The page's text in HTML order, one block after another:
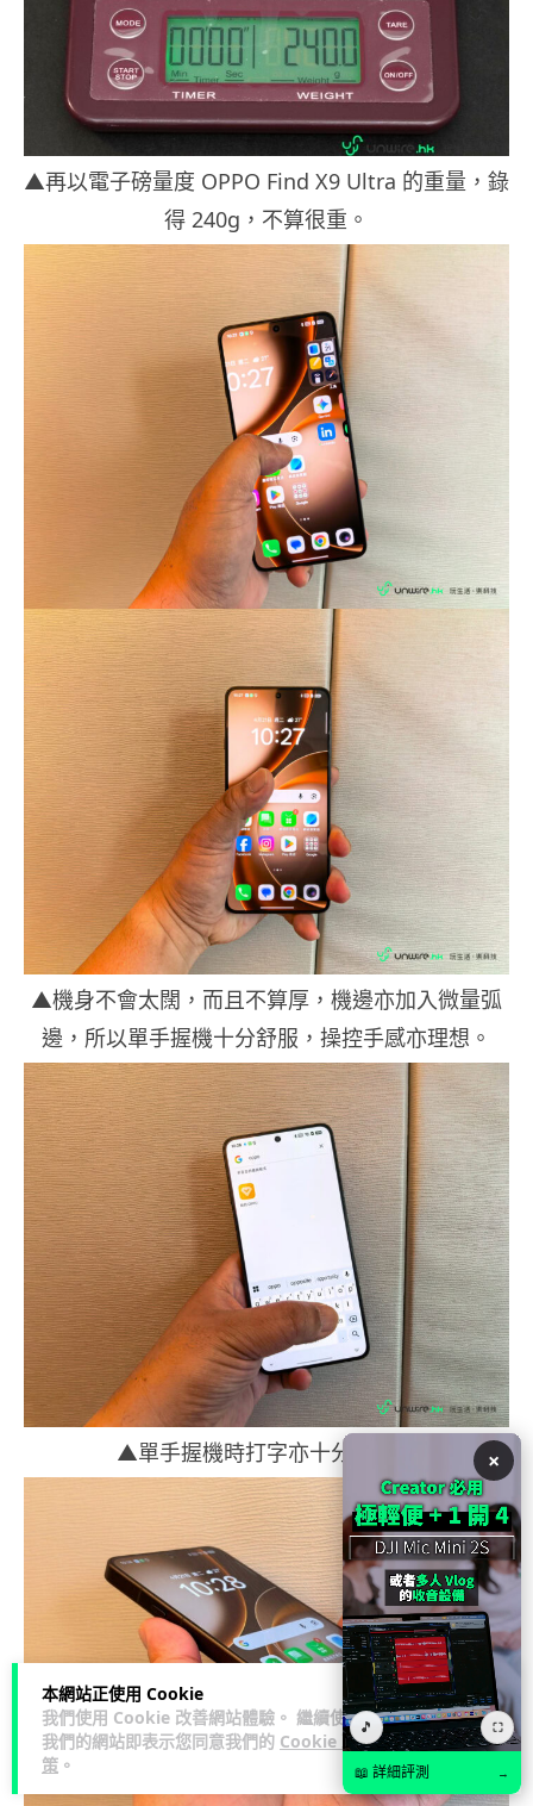
本網站正使用 Cookie
我們使用 Cookie 改善網站體驗。 繼續使用
我們的網站即表示您同意我們的 Cookie 政
策 。
▲再以電子磅量度 OPPO Find X9 Ultra 的重量，錄
得 240g，不算很重。
▲機身不會太闊，而且不算厚，機邊亦加入微量弧
邊，所以單手握機十分舒服，操控手感亦理想。
▲單手握機時打字亦十分輕鬆。 ×
🎵 ⛶
📖 詳細評測 →